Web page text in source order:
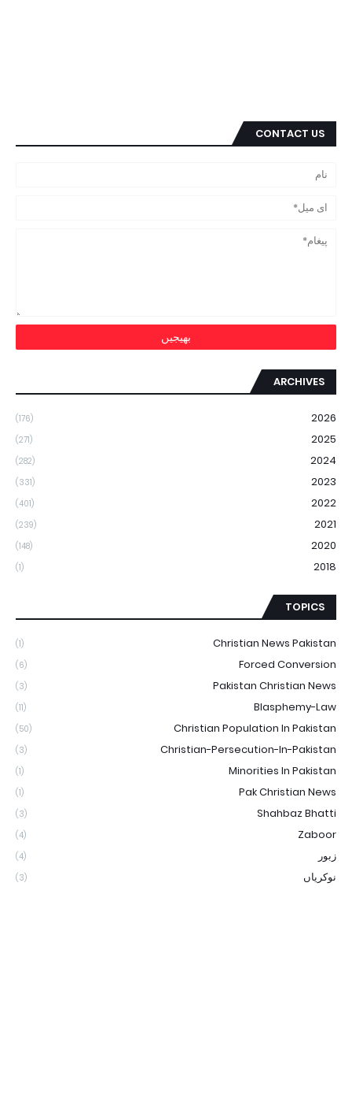
CONTACT US
ARCHIVES
2026
(176)
2025
(271)
2024
(282)
2023
(331)
2022
(401)
2021
(239)
2020
(148)
2018
(1)
TOPICS
Christian News Pakistan
(1)
Forced Conversion
(6)
Pakistan Christian News
(3)
Blasphemy-Law
(11)
Christian Population In Pakistan
(50)
Christian-Persecution-In-Pakistan
(3)
Minorities In Pakistan
(1)
Pak Christian News
(1)
Shahbaz Bhatti
(3)
Zaboor
(4)
زبور (4)
نوکریاں (3)